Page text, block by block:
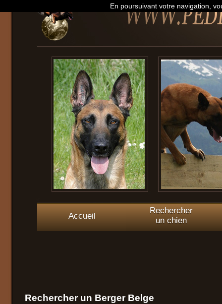
Accueil
Rechercher
un chien
Rechercher un Berger Belge
En poursuivant votre navigation,